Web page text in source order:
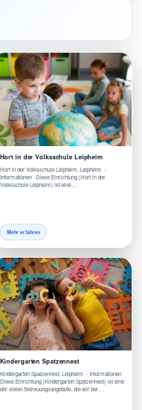
Hort in der Volksschule Leipheim
Hort in der Volksschule Leipheim, Leipheim -
Informationen Diese Einrichtung (Hort in der
Volksschule Leipheim) ist eine …
Mehr erfahren
Kindergarten Spatzennest
Kindergarten Spatzennest, Leipheim - Informationen
Diese Einrichtung (Kindergarten Spatzennest) ist eine
der vielen Betreuungsangebote, die wir bei …